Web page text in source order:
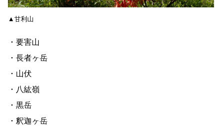
▲甘利山
・要害山
・長者ヶ岳
・山伏
・八紘嶺
・黒岳
・釈迦ヶ岳